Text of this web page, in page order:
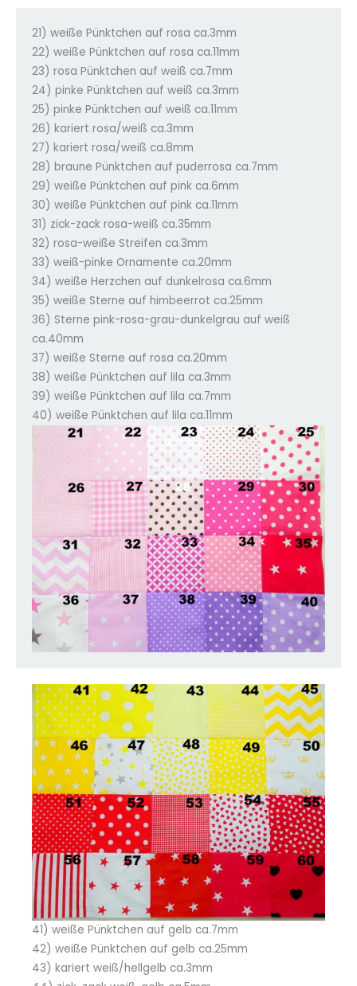
21) weiße Pünktchen auf rosa ca.3mm
22) weiße Pünktchen auf rosa ca.11mm
23) rosa Pünktchen auf weiß ca.7mm
24) pinke Pünktchen auf weiß ca.3mm
25) pinke Pünktchen auf weiß ca.11mm
26) kariert rosa/weiß ca.3mm
27) kariert rosa/weiß ca.8mm
28) braune Pünktchen auf puderrosa ca.7mm
29) weiße Pünktchen auf pink ca.6mm
30) weiße Pünktchen auf pink ca.11mm
31) zick-zack rosa-weiß ca.35mm
32) rosa-weiße Streifen ca.3mm
33) weiß-pinke Ornamente ca.20mm
34) weiße Herzchen auf dunkelrosa ca.6mm
35) weiße Sterne auf himbeerrot ca.25mm
36) Sterne pink-rosa-grau-dunkelgrau auf weiß
ca.40mm
37) weiße Sterne auf rosa ca.20mm
38) weiße Pünktchen auf lila ca.3mm
39) weiße Pünktchen auf lila ca.7mm
40) weiße Pünktchen auf lila ca.11mm
41) weiße Pünktchen auf gelb ca.7mm
42) weiße Pünktchen auf gelb ca.25mm
43) kariert weiß/hellgelb ca.3mm